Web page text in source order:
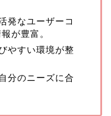
発なユーザーコ
が豊富。
やすい環境が整
分のニーズに合